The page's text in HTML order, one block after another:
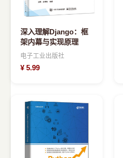
深入理解Django：框
架内幕与实现原理
电子工业出版社
¥ 5.99